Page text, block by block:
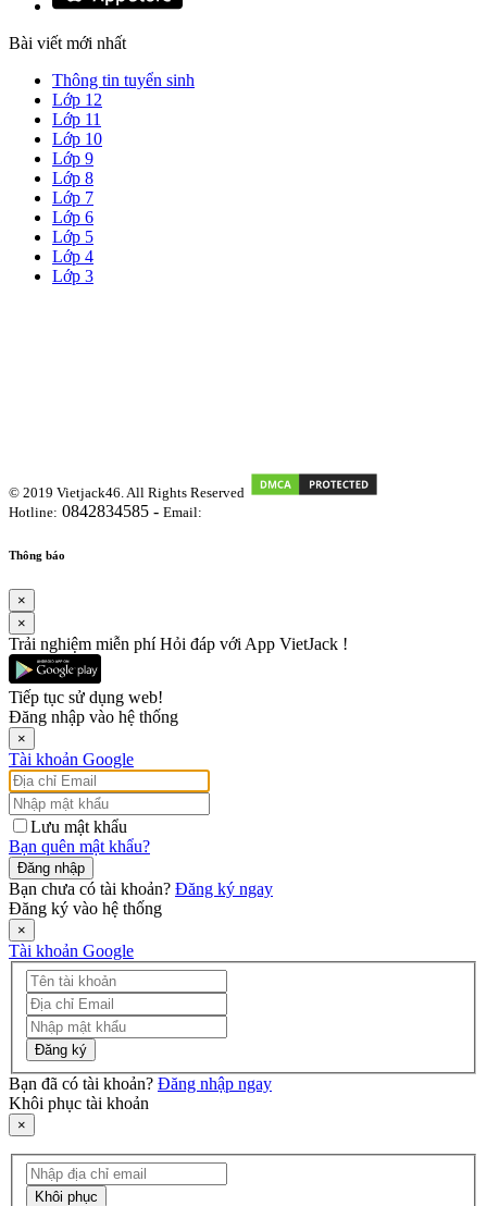
Bài viết mới nhất
Thông tin tuyển sinh
Lớp 12
Lớp 11
Lớp 10
Lớp 9
Lớp 8
Lớp 7
Lớp 6
Lớp 5
Lớp 4
Lớp 3
© 2019 Vietjack46. All Rights Reserved
Hotline: 0842834585 - Email:
Thông báo
×
×
Trải nghiệm miễn phí Hỏi đáp với App VietJack !
Tiếp tục sử dụng web!
Đăng nhập vào hệ thống
×
Tài khoản Google
Lưu mật khẩu
Bạn quên mật khẩu?
Đăng nhập
Bạn chưa có tài khoản? Đăng ký ngay
Đăng ký vào hệ thống
×
Tài khoản Google
Đăng ký
Bạn đã có tài khoản? Đăng nhập ngay
Khôi phục tài khoản
×
Khôi phục